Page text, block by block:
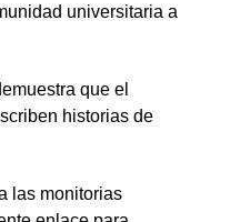
universitaria a
que el
historias de
las monitorias